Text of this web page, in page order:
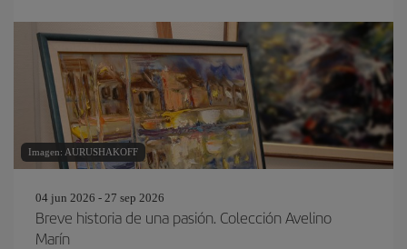
Imagen: AURUSHAKOFF
04 jun 2026 - 27 sep 2026
Breve historia de una pasión. Colección Avelino
Marín